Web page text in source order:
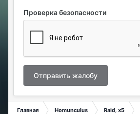
Проверка безопасности
Отправить жалобу
Главная Homunculus Raid, x5